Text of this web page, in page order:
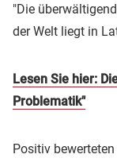
"Die
der Welt liegt in
Lesen Sie hier:
Problematik"
Positiv